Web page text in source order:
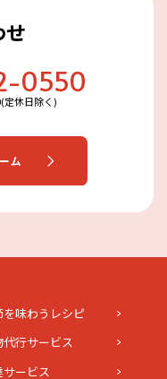
せ
0550
定休日除く)
を味わうレシピ
代行サービス
サービス